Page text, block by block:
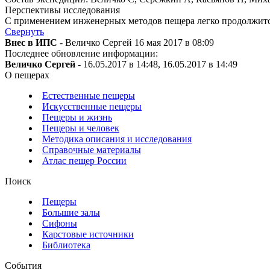
Перспективы исследования
С применением инженерных методов пещера легко
Свернуть
Внес в ИПС - Величко Сергей 16 мая 2017 в 08:09
Последнее обновление информации:
Величко Сергей - 16.05.2017 в 14:48, 16.05.2017 в 14:49
О пещерах
Естественные пещеры
Искусственные пещеры
Пещеры и жизнь
Пещеры и человек
Методика описания и исследования
Справочные материалы
Атлас пещер России
Поиск
Пещеры
Большие залы
Сифоны
Карстовые источники
Библиотека
События